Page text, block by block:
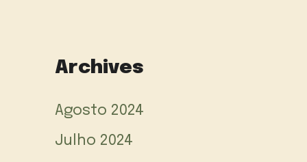
Archives
Agosto 2024
Julho 2024